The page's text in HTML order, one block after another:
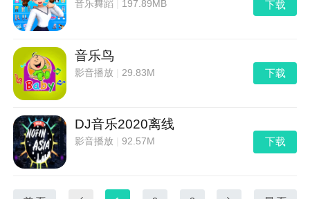
音乐舞蹈 197.89MB 下载
音乐鸟
影音播放 29.83M 下载
DJ音乐2020离线
影音播放 |92.57M 下载